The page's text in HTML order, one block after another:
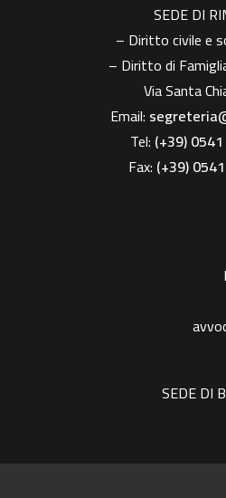
SEDE DI
– Diritto civile e
– Diritto di
Via Santa
Email:
Tel: (+39)
Fax: (+39)
SEDE DI